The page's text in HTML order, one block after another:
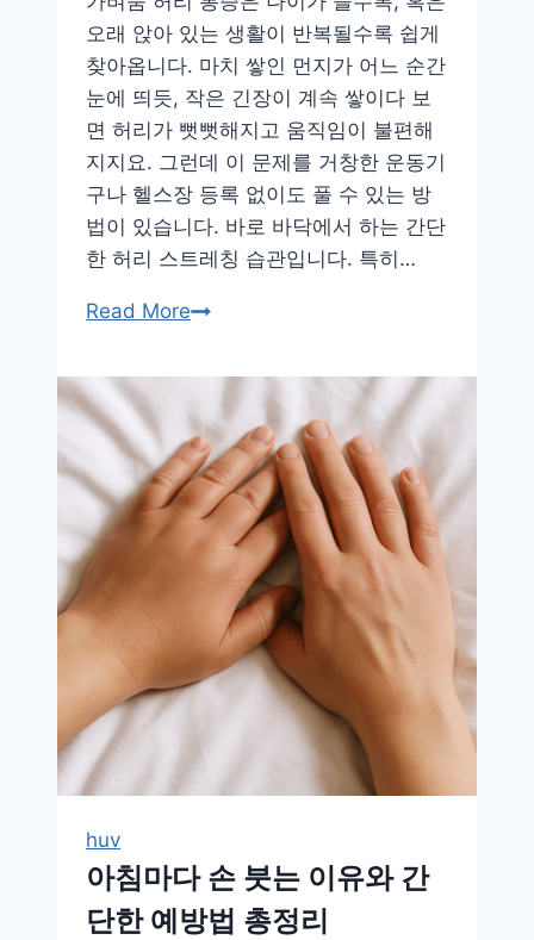
디
오래 앉아 있는 생활이 반복될수록 쉽게
찾아옵니다. 마치 쌓인 먼지가 어느 순간
눈에 띄듯, 작은 긴장이 계속 쌓이다 보
면 허리가 뻣뻣해지고 움직임이 불편해
지지요. 그런데 이 문제를 거창한 운동기
구나 헬스장 등록 없이도 풀 수 있는 방
법이 있습니다. 바로 바닥에서 하는 간단
한 허리 스트레칭 습관입니다. 특히…
Read More바
스
레
칭
만
으
증
하
활
습
huv
아침마다 손 붓는 이유와 간
단한 예방법 총정리